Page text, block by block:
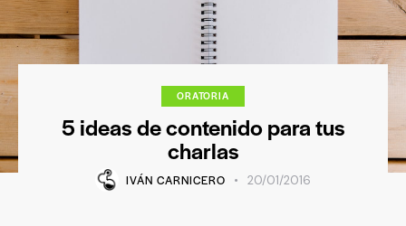
ORATORIA
5 ideas de contenido para tus
charlas
IVÁN CARNICERO 20/01/2016